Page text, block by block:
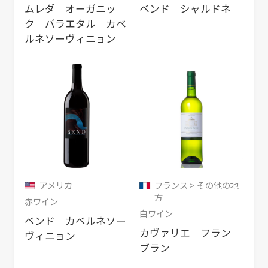
ムレダ オーガニッ
ク バラエタル カベ
ルネソーヴィニョン
ベンド シャルドネ
アメリカ
赤ワイン
ベンド カベルネソー
ヴィニョン
フランス > その他の地
方
白ワイン
カヴァリエ フラン
ブラン